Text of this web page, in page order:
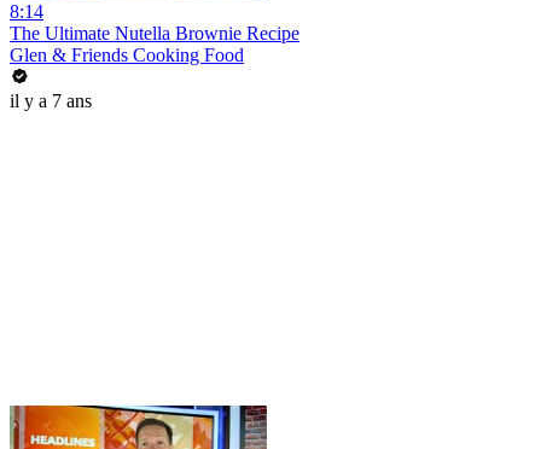
8:14
The Ultimate Nutella Brownie Recipe
Glen & Friends Cooking Food
il y a 7 ans